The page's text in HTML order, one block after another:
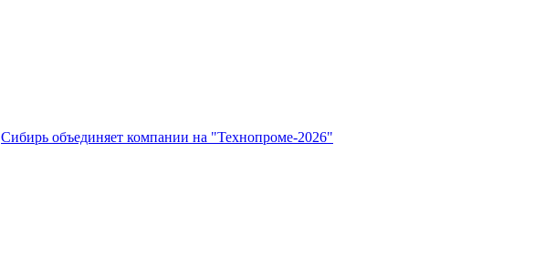
Сибирь объединяет компании на "Технопроме-2026"